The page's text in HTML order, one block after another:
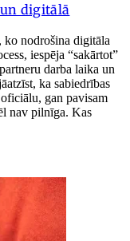
digitālā
nodrošina digitāla
iespēja “sakārtot”
darba laika un
ka sabiedrības
gan pavisam
nav pilnīga. Kas